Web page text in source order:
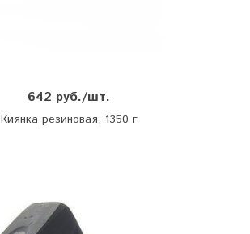
642 руб./шт.
Киянка резиновая, 1350 г